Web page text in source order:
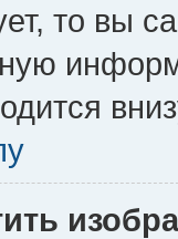
то вы